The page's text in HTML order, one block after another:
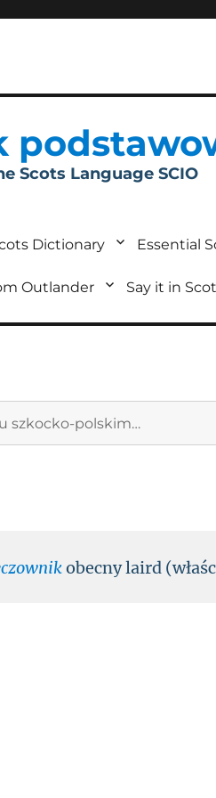
Scots Language SCIO
Dictionary Essential
Outlander Say it in
obecny laird